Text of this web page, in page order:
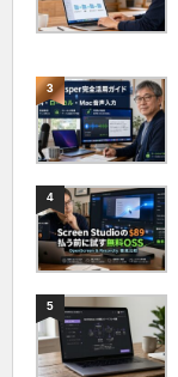
3
4
5